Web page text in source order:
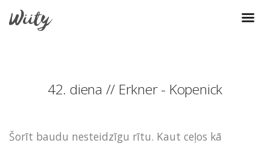
42. diena // Erkner - Kopenick
Šorīt baudu nesteidzīgu rītu. Kaut ceļos kā